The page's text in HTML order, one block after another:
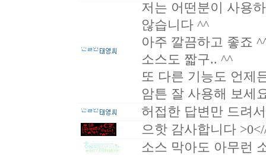
저는 어떤분이 사용
않습니다 ^^
아주 깔끔하고 좋죠
소스도 짧구.. ^^
또 다른 기능도 언제
암튼 잘 사용해 보세
허접한 답변만 드려
으핫 감사합니다
소스 막아도 아무런